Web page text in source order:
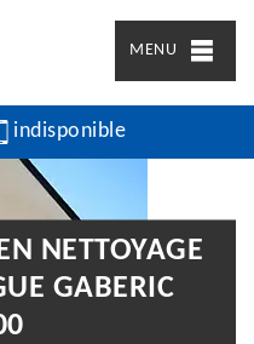
MENU
indisponible
NETTOYAGE
GABERIC